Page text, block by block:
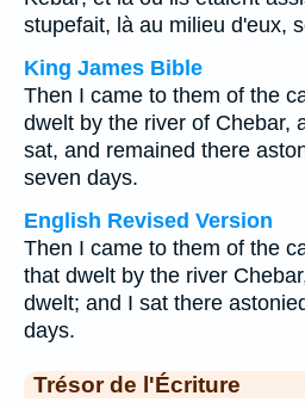
stupefait, là au milieu d'eux,
King James Bible
Then I came to them of the
dwelt by the river of Chebar,
sat, and remained there
seven days.
English Revised Version
Then I came to them of the
that dwelt by the river
dwelt; and I sat there
days.
Trésor de l'Écriture